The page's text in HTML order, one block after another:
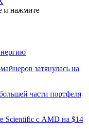
и нажмите
затянулась на
части портфеля
Scientific с AMD на $14